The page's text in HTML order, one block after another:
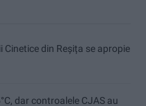
din Reșița se apropie
dar controalele CJAS au